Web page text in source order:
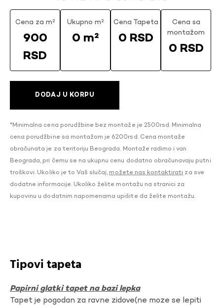
Cena za m²
900
RSD
Ukupno m²
0 m²
Cena Tapeta
0 RSD
Cena sa
montažom
0 RSD
DODAJ U KORPU
*Minimalna cena porudžbine bez montaže je 2500rsd. Minimalna
cena porudžbine sa montažom je 6200rsd. Cena montaže
obračunata je za teritoriju Beograda. Montaže radimo i van
Beograda, pri čemu se na ukupnu cenu dodatno obračunavaju putni
troškovi. Ukoliko je to Vaš slučaj, možete nas kontaktirati za sve
dodatne informacije. Ukoliko želite montažu na stranici za
kupovinu u dodatnim napomenama upišite da želite montažu.
Tipovi tapeta
Papirni glatki tapet na bazi lepka
Tapet je pogodan za ravne zidove(ne moze se lepiti